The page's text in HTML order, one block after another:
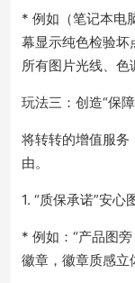
* 例如（笔记本电
幕显示纯色检验坏
所有图片光线、色
玩法三：创造“保
将转转的增值服务
由。
1. “质保承诺”安心
* 例如：“产品图
徽章，徽章质感立